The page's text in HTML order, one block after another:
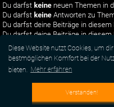
Diese Website nutzt Cookies, um
bestmöglichen Komfort bei der
bieten.
Mehr erfahren
Verstanden!
Du darfst keine neuen Themen in
Du darfst keine Antworten zu
Du darfst deine Beiträge in diesem
Du darfst deine Beiträge in
Foren-Übersicht
Powered by
® Forum
Deutsche
Datenschutz|